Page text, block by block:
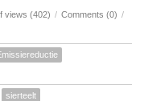
views (402) / Comments (0) /
sierteelt